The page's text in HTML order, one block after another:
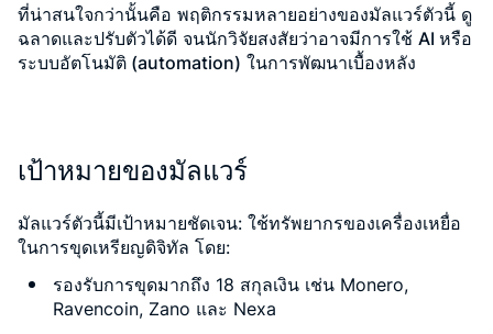
ที่น่าสนใจกว่านั้นคือ พฤติกรรมหลายอย่างของมัลแวร์ตัวนี้ ดู
ฉลาดและปรับตัวได้ดี จนนักวิจัยสงสัยว่าอาจมีการใช้ AI หรือ
ระบบอัตโนมัติ (automation) ในการพัฒนาเบื้องหลัง
เป้าหมายของมัลแวร์
มัลแวร์ตัวนี้มีเป้าหมายชัดเจน: ใช้ทรัพยากรของเครื่องเหยื่อ
ในการขุดเหรียญดิจิทัล โดย:
รองรับการขุดมากถึง 18 สกุลเงิน เช่น Monero,
Ravencoin, Zano และ Nexa